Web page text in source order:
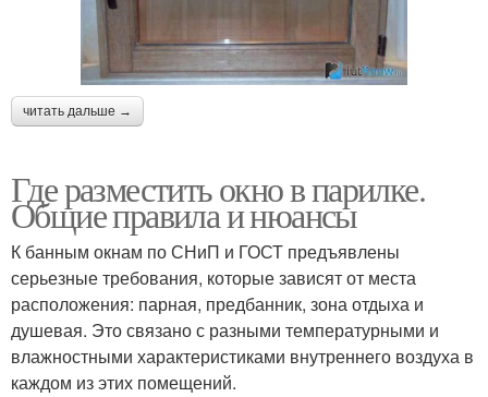
читать дальше →
Где разместить окно в парилке.
Общие правила и нюансы
К банным окнам по СНиП и ГОСТ предъявлены
серьезные требования, которые зависят от места
расположения: парная, предбанник, зона отдыха и
душевая. Это связано с разными температурными и
влажностными характеристиками внутреннего воздуха в
каждом из этих помещений.